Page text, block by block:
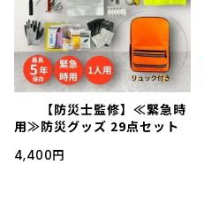
【防災士監修】≪緊急時
用≫防災グッズ 29点セット
4,400円